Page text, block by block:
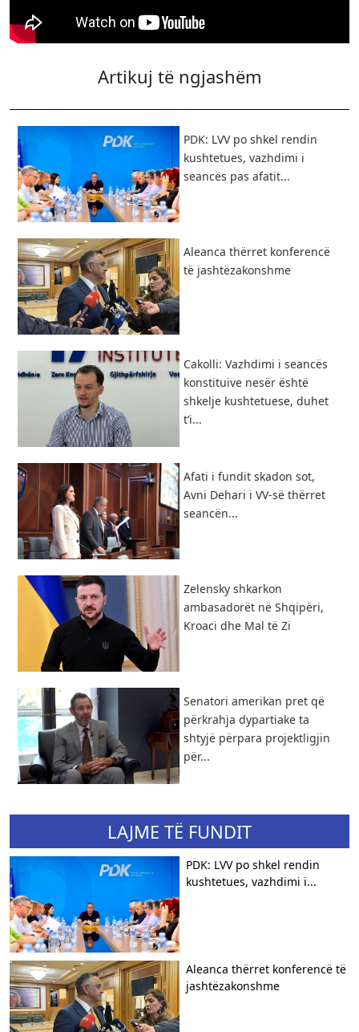
Artikuj të ngjashëm
PDK: LVV po shkel rendin
kushtetues, vazhdimi i
seancës pas afatit...
Aleanca thërret konferencë
të jashtëzakonshme
Cakolli: Vazhdimi i seancës
konstituive nesër është
shkelje kushtetuese, duhet
t’i...
Afati i fundit skadon sot,
Avni Dehari i VV-së thërret
seancën...
Zelensky shkarkon
ambasadorët në Shqipëri,
Kroaci dhe Mal të Zi
Senatori amerikan pret që
përkrahja dypartiake ta
shtyjë përpara projektligjin
për...
LAJME TË FUNDIT
PDK: LVV po shkel rendin
kushtetues, vazhdimi i...
Aleanca thërret konferencë të
jashtëzakonshme